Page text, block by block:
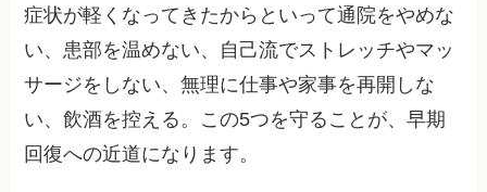
症状が軽くなってきたからといって通院をやめな
い、患部を温めない、自己流でストレッチやマッ
サージをしない、無理に仕事や家事を再開しな
い、飲酒を控える。この5つを守ることが、早期
回復への近道になります。